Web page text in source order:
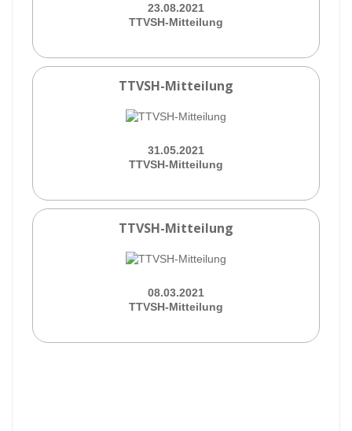
23.08.2021
TTVSH-Mitteilung
TTVSH-Mitteilung
31.05.2021
TTVSH-Mitteilung
TTVSH-Mitteilung
08.03.2021
TTVSH-Mitteilung